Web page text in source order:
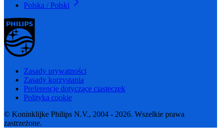
Polska / Polski
Zasady prywatności
Zasady korzystania
Preferencje dotyczące ciasteczek
Polityka cookie
© Koninklijke Philips N.V., 2004 - 2026. Wszelkie prawa
zastrzeżone.